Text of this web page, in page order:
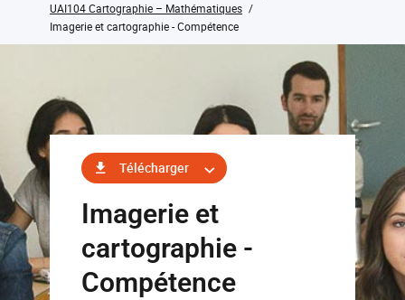
UAI104 Cartographie – Mathématiques
Imagerie et cartographie - Compétence
Télécharger
Imagerie et
cartographie -
Compétence